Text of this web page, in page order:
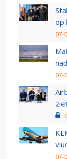
op
07-
07-
07-